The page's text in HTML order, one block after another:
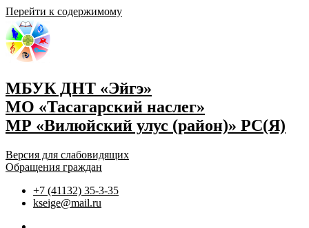
Перейти к содержимому
МБУК ДНТ «Эйгэ»
МО «Тасагарский наслег»
МР «Вилюйский улус (район)» РС(Я)
Версия для слабовидящих
Обращения граждан
+7 (41132) 35-3-35
kseige@mail.ru